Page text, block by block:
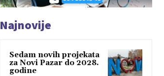
Najnovije
Sedam novih projekata
za Novi Pazar do 2028.
godine